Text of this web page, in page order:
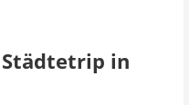
Städtetrip in